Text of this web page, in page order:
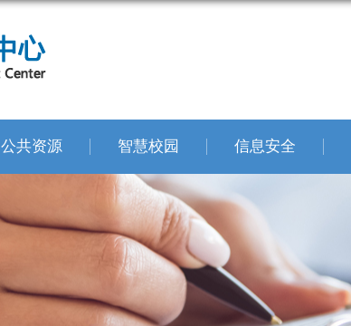
公共资源 智慧校园 信息安全